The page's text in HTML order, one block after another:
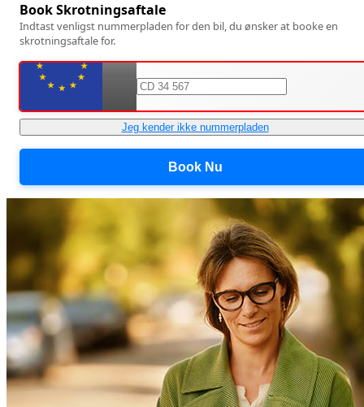
Book Skrotningsaftale
Indtast venligst nummerpladen for den bil, du ønsker at booke en
skrotningsaftale for.
Jeg kender ikke nummerpladen
Book Nu